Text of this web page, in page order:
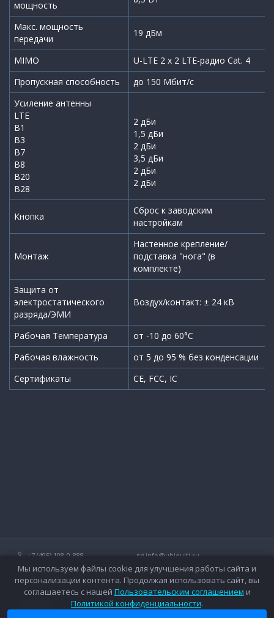
мощность
Макс. мощность
передачи
19 дБм
MIMO
U-LTE 2 x 2 LTE-радио Cat. 4
Пропускная способность
до 150 Мбит/с
Усиление антенны
LTE
B1
B3
B7
B8
B20
B28
2 дБи
1,5 дБи
2 дБи
3,5 дБи
2 дБи
2 дБи
Кнопка
Сброс к заводским
настройкам
Монтаж
Настенное крепление/
подставка "нога" (в
комплекте)
Защита от
электростатического
разряда/ЭМИ
Воздух/контакт: ± 24 кВ
Рабочая Температура
от -10 до 60°C
Рабочая влажность
от 5 до 95 % без конденсации
Сертификаты
CE, FCC, IC
+7 (495) 108-0-888
info@ubiquiti.ru
Технические вопросы и дополнительные консультации о
беспроводных сетях Ubiquiti.
Оплата
Мы используем файлы cookie для улучшения работы сайта и
персонализации контента. Продолжая использовать сайт, вы
соглашаетесь с нашей Пользовательским соглашением и
Политикой конфиденциальности.